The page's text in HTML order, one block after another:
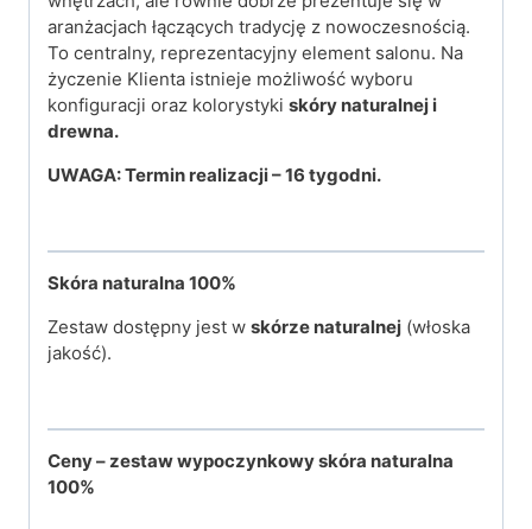
aranżacjach łączących tradycję z nowoczesnością.
To centralny, reprezentacyjny element salonu. Na
życzenie Klienta istnieje możliwość wyboru
konfiguracji oraz kolorystyki skóry naturalnej i
drewna.
UWAGA: Termin realizacji – 16 tygodni.
Skóra naturalna 100%
Zestaw dostępny jest w skórze naturalnej (włoska
jakość).
Ceny – zestaw wypoczynkowy skóra naturalna
100%